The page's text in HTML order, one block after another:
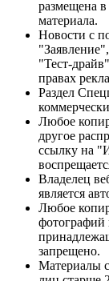
размещена в
материала.
Новости с
"Тест-
правах
Раздел
Любое
другое
ссылку на
Владелец
является
Любое
фотографий
запрещено.
Материалы